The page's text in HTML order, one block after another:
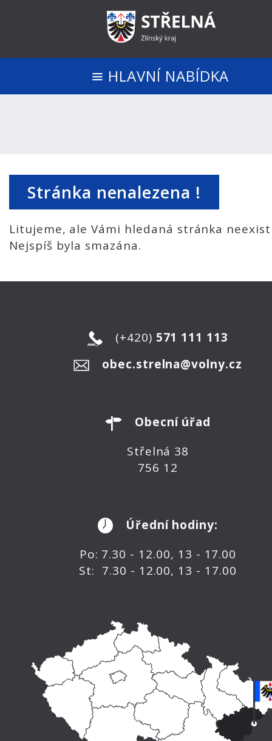
HLAVNÍ NABÍDKA
Stránka nenalezena !
Litujeme, ale Vámi hledaná stránka
Nejspíš byla smazána.
(+420) 571 111 113
obec.strelna@volny.cz
Obecní úřad
Střelná 38
756 12
Úřední hodiny:
Po: 7.30 - 12.00, 13 - 17.00
St: 7.30 - 12.00, 13 - 17.00